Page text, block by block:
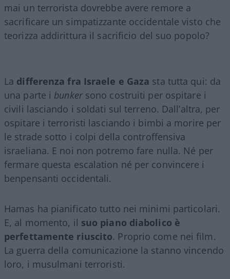
mai un terrorista dovrebbe avere remore a
sacrificare un simpatizzante occidentale visto che
teorizza addirittura il sacrificio del suo popolo?
La differenza fra Israele e Gaza sta tutta qui: da
una parte i bunkersono costruiti per ospitare i
civili lasciando i soldati sul terreno. Dall’altra, per
ospitare i terroristi lasciando i bimbi a morire per
le strade sotto i colpi della controffensiva
israeliana. E noi non potremo fare nulla. Né per
fermare questa escalation né per convincere i
benpensanti occidentali.
Hamas ha pianificato tutto nei minimi particolari.
E, al momento, il suo piano diabolico è
perfettamente riuscito. Proprio come nei film.
La guerra della comunicazione la stanno vincendo
loro, i musulmani terroristi.